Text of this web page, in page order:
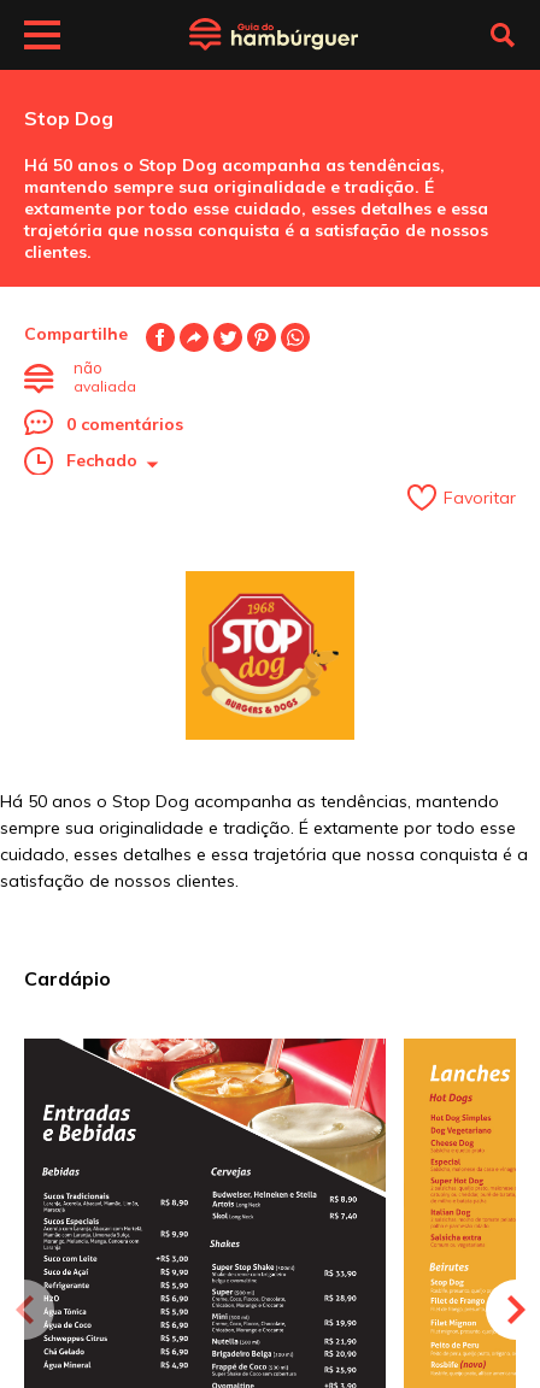
Stop Dog
Há 50 anos o Stop Dog acompanha as tendências,
mantendo sempre sua originalidade e tradição. É
extamente por todo esse cuidado, esses detalhes e essa
trajetória que nossa conquista é a satisfação de nossos
clientes.
Compartilhe
não
avaliada
0 comentários
Fechado
Favoritar
Há 50 anos o Stop Dog acompanha as tendências, mantendo
sempre sua originalidade e tradição. É extamente por todo esse
cuidado, esses detalhes e essa trajetória que nossa conquista é a
satisfação de nossos clientes.
Cardápio